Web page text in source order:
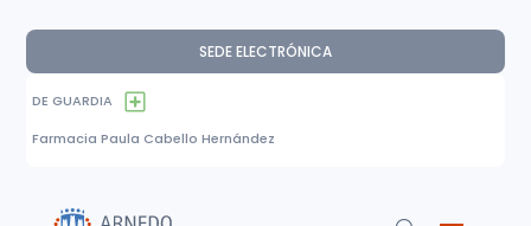
SEDE ELECTRÓNICA
DE GUARDIA
Farmacia Paula Cabello Hernández